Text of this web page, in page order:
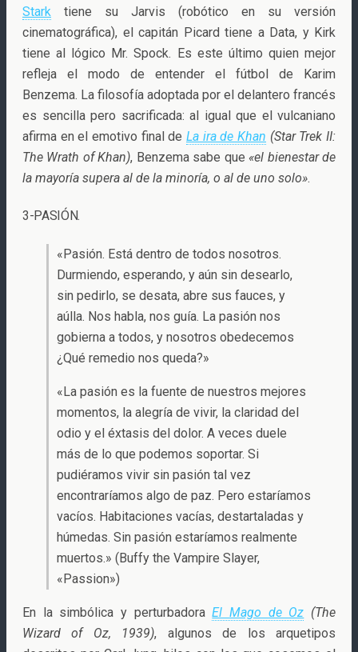
Stark tiene su Jarvis (robótico en su versión
cinematográfica), el capitán Picard tiene a Data, y Kirk
tiene al lógico Mr. Spock. Es este último quien mejor
refleja el modo de entender el fútbol de Karim
Benzema. La filosofía adoptada por el delantero francés
es sencilla pero sacrificada: al igual que el vulcaniano
afirma en el emotivo final de La ira de Khan (Star Trek II:
The Wrath of Khan), Benzema sabe que «el bienestar de
la mayoría supera al de la minoría, o al de uno solo».
3-PASIÓN.
«Pasión. Está dentro de todos nosotros.
Durmiendo, esperando, y aún sin desearlo,
sin pedirlo, se desata, abre sus fauces, y
aúlla. Nos habla, nos guía. La pasión nos
gobierna a todos, y nosotros obedecemos
¿Qué remedio nos queda?»
«La pasión es la fuente de nuestros mejores
momentos, la alegría de vivir, la claridad del
odio y el éxtasis del dolor. A veces duele
más de lo que podemos soportar. Si
pudiéramos vivir sin pasión tal vez
encontraríamos algo de paz. Pero estaríamos
vacíos. Habitaciones vacías, destartaladas y
húmedas. Sin pasión estaríamos realmente
muertos.» (Buffy the Vampire Slayer,
«Passion»)
En la simbólica y perturbadoraEl Mago de Oz (The
Wizard of Oz, 1939), algunos de los arquetipos